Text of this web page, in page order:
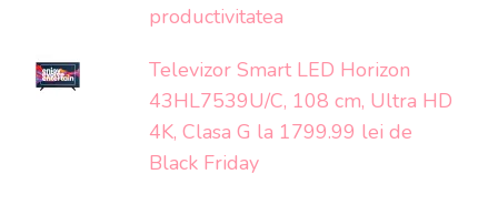
productivitatea
Televizor Smart LED Horizon
43HL7539U/C, 108 cm, Ultra HD
4K, Clasa G la 1799.99 lei de
Black Friday